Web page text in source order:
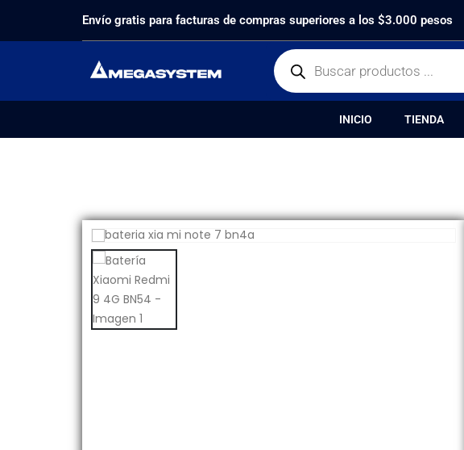
Envío gratis para facturas de compras superiores a los $3.000 pesos
INICIO TIENDA
PRODUCTOSREPUESTOS, BATERÍAS BATERÍA XIAOMI REDMI 9 4G BN54